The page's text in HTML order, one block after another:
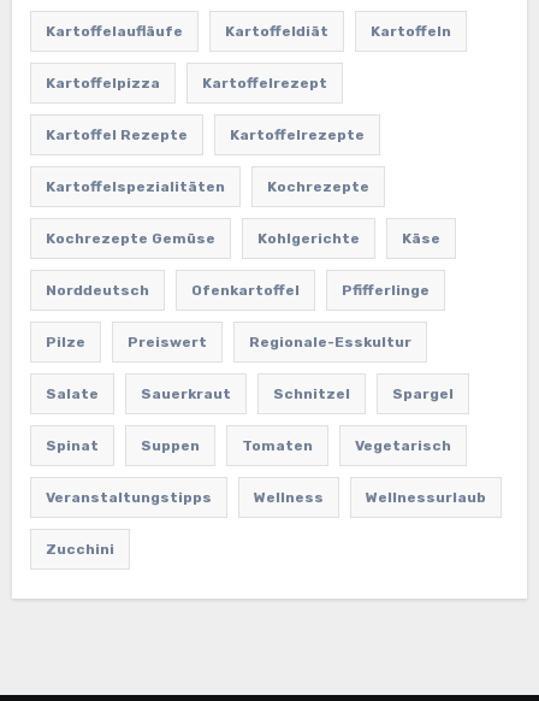
Kartoffelaufläufe Kartoffeldiät Kartoffeln
Kartoffelpizza Kartoffelrezept
Kartoffel Rezepte Kartoffelrezepte
Kartoffelspezialitäten Kochrezepte
Kochrezepte Gemüse Kohlgerichte Käse
Norddeutsch Ofenkartoffel Pfifferlinge
Pilze Preiswert Regionale-Esskultur
Salate Sauerkraut Schnitzel Spargel
Spinat Suppen Tomaten Vegetarisch
Veranstaltungstipps Wellness Wellnessurlaub
Zucchini